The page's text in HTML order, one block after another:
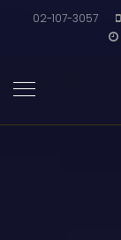
02-107-3057